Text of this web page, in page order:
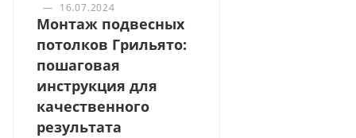
— 16.07.2024
Монтаж подвесных
потолков Грильято:
пошаговая
инструкция для
качественного
результата